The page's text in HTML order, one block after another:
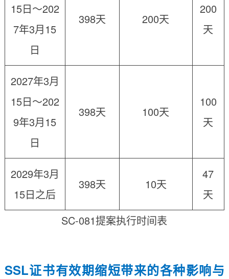
15日～202
7年3月15
日
398天 200天
200
天
2027年3月
15日～202
9年3月15
日
398天 100天
100
天
2029年3月
15日之后
398天 10天
47
天
SC-081提案执行时间表
SSL证书有效期缩短带来的各种影响与